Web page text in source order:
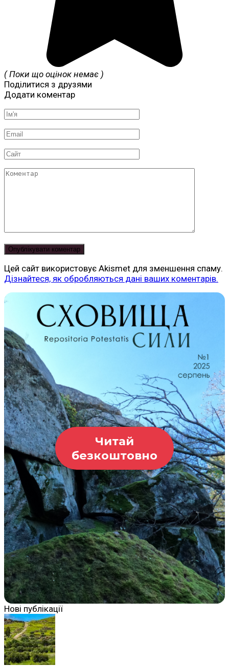
( Поки що оцінок немає )
Поділитися з друзями
Додати коментар
Ім'я
*
Email
*
Сайт
Коментар
Цей сайт використовує Akismet для зменшення спаму.
Дізнайтеся, як обробляються дані ваших коментарів.
Читай
безкоштовно
Нові публікації